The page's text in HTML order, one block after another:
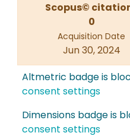
Scopus©
0
Acquisition Date
Jun 30, 2024
Altmetric badge is
consent settings
Dimensions badge is
consent settings